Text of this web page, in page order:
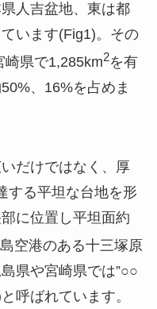
人吉盆地、東は都
います(Fig1)。その
崎県で1,285km2を有
、16%を占めま
だけではなく、厚
する平坦な台地を形
に位置し平坦面約
空港のある十三塚原
県や宮崎県では”○○
呼ばれています。